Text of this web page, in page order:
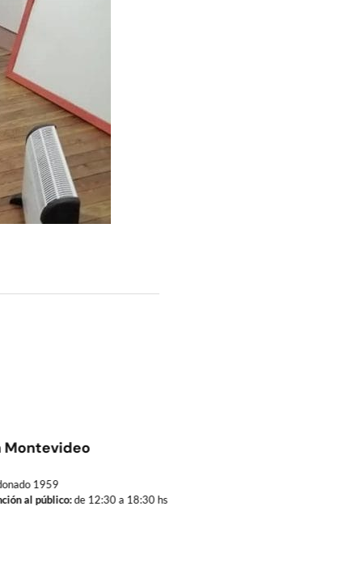
Montevideo
1959
al público:de 12:30 a 18:30 hs